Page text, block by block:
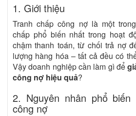
1. Giới thiệu
Tranh chấp công nợ là một
chấp phổ biến nhất trong hoạt
chậm thanh toán, từ chối trả nợ
lượng hàng hóa – tất cả đều có
Vậy doanh nghiệp cần làm gì để
công nợ hiệu quả?
2. Nguyên nhân phổ
công nợ